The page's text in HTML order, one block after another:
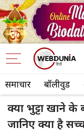
समाचार बॉलीवुड
क्या भुट्टा खाने के
जानिए क्या है